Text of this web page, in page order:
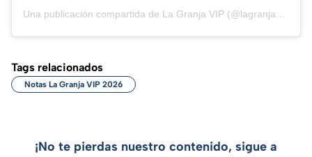
Tags relacionados
Notas La Granja VIP 2026
¡No te pierdas nuestro contenido, sigue a